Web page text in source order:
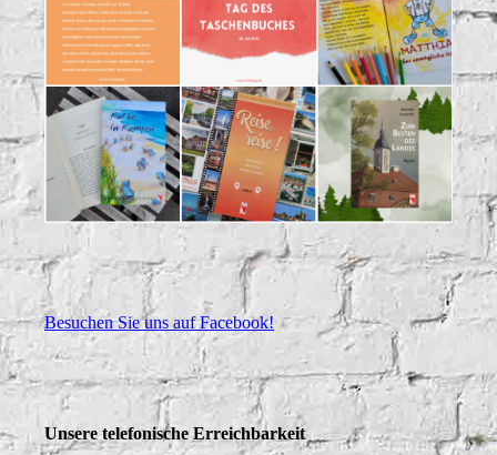
Besuchen Sie uns auf Facebook!
Unsere telefonische Erreichbarkeit